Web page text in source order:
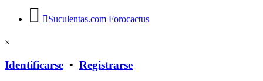
Suculentas.com Forocactus
×
Identificarse • Registrarse